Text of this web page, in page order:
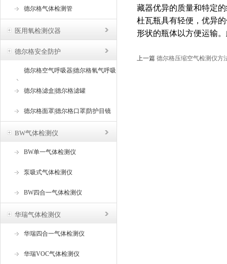
德尔格气体检测管
医用氧检测仪器
德尔格安全防护
德尔格空气呼吸器|德尔格氧气呼吸
器
德尔格滤盒|德尔格滤罐
德尔格面罩|德尔格口罩|防护目镜
BW气体检测仪
BW单一气体检测仪
泵吸式气体检测仪
BW四合一气体检测仪
华瑞气体检测仪
华瑞四合一气体检测仪
华瑞VOC气体检测仪
藏器优异的质量和特定
杜瓦瓶具有轻便，优异
形状的瓶体以方便运输
上一篇 德尔格压缩空气检测仪方